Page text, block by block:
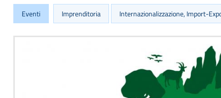
Eventi Imprenditoria Internazionalizzazione, Import-